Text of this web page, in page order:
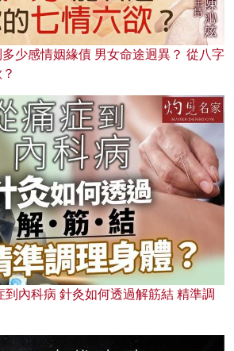
少感情姻緣債 男女命途迥異？ 從八字
到內科病 針灸如何透過解筋結 精準調